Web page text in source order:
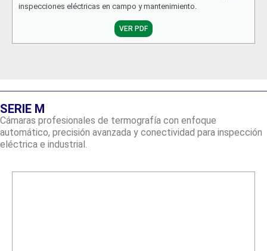
inspecciones eléctricas en campo y mantenimiento.
VER PDF
SERIE M
Cámaras profesionales de termografía con enfoque
automático, precisión avanzada y conectividad para inspección
eléctrica e industrial.